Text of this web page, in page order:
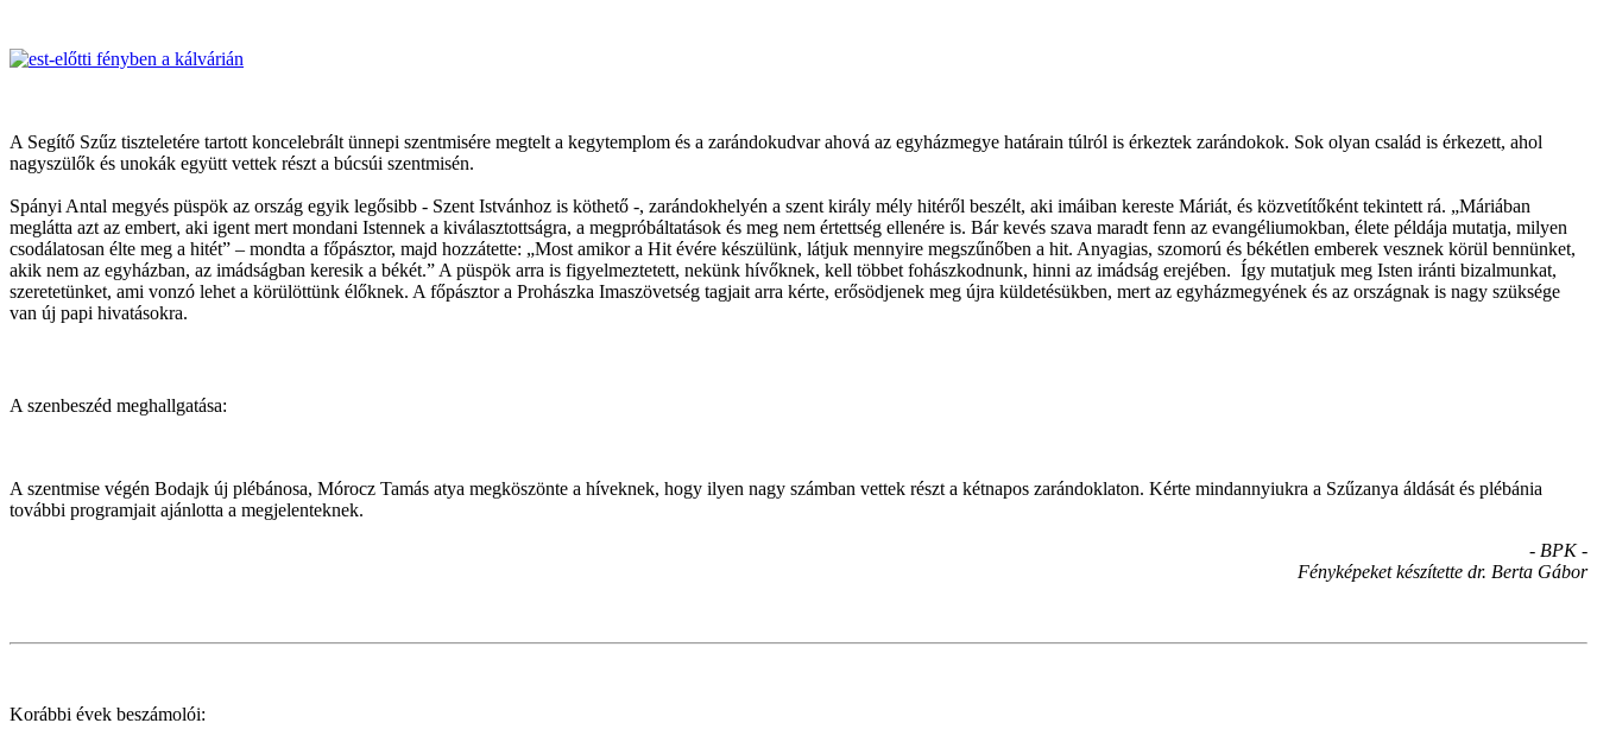
A Segítő Szűz tiszteletére tartott koncelebrált ünnepi szentmisére megtelt a kegytemplom és a zarándokudvar ahová az egyházmegye határain túlról is érkeztek zarándokok. Sok olyan család is érkezett, ahol
nagyszülők és unokák együtt vettek részt a búcsúi szentmisén.
Spányi Antal megyés püspök az ország egyik legősibb - Szent Istvánhoz is köthető -, zarándokhelyén a szent király mély hitéről beszélt, aki imáiban kereste Máriát, és közvetítőként tekintett rá. „Máriában
meglátta azt az embert, aki igent mert mondani Istennek a kiválasztottságra, a megpróbáltatások és meg nem értettség ellenére is. Bár kevés szava maradt fenn az evangéliumokban, élete példája mutatja, milyen
csodálatosan élte meg a hitét” – mondta a főpásztor, majd hozzátette: „Most amikor a Hit évére készülünk, látjuk mennyire megszűnőben a hit. Anyagias, szomorú és békétlen emberek vesznek körül bennünket,
akik nem az egyházban, az imádságban keresik a békét.” A püspök arra is figyelmeztetett, nekünk hívőknek, kell többet fohászkodnunk, hinni az imádság erejében. Így mutatjuk meg Isten iránti bizalmunkat,
szeretetünket, ami vonzó lehet a körülöttünk élőknek. A főpásztor a Prohászka Imaszövetség tagjait arra kérte, erősödjenek meg újra küldetésükben, mert az egyházmegyének és az országnak is nagy szüksége
van új papi hivatásokra.
A szenbeszéd meghallgatása:
A szentmise végén Bodajk új plébánosa, Mórocz Tamás atya megköszönte a híveknek, hogy ilyen nagy számban vettek részt a kétnapos zarándoklaton. Kérte mindannyiukra a Szűzanya áldását és plébánia
további programjait ajánlotta a megjelenteknek.
- BPK -
Fényképeket készítette dr. Berta Gábor
Korábbi évek beszámolói: